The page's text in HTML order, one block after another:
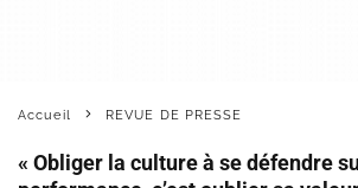
Accueil REVUE DE PRESSE
« Obliger la culture à se défendre